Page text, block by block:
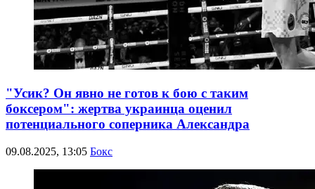
"Усик? Он явно не готов к бою с таким
боксером": жертва украинца оценил
потенциального соперника Александра
09.08.2025, 13:05 Бокс